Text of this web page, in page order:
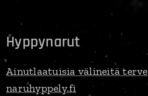
Hyppynarut
Ainutlaatuisia välineitä
naruhyppely.fi